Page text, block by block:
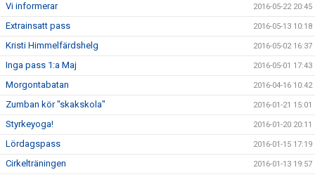
Vi informerar 2016-05-22 20:45
Extrainsatt pass 2016-05-13 10:18
Kristi Himmelfärdshelg 2016-05-02 16:37
Inga pass 1:a Maj 2016-05-01 17:43
Morgontabatan 2016-04-16 10:42
Zumban kör "skakskola" 2016-01-21 15:01
Styrkeyoga! 2016-01-20 20:11
Lördagspass 2016-01-15 17:19
Cirkelträningen 2016-01-13 19:57